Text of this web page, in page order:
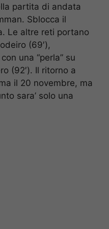
partita di andata
Sblocca il
Le altre reti portano
(69′),
una “perla” su
(92′). Il ritorno a
il 20 novembre, ma
sara’ solo una